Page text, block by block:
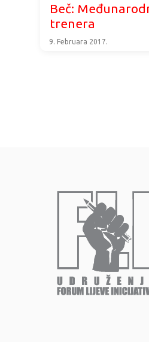
Beč:
trenera
9. Februara 2017.